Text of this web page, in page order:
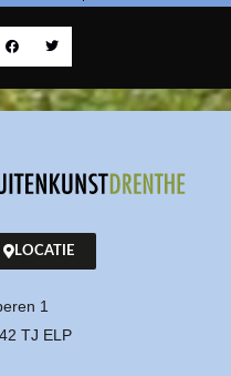
LOCATIE
1
TJ ELP